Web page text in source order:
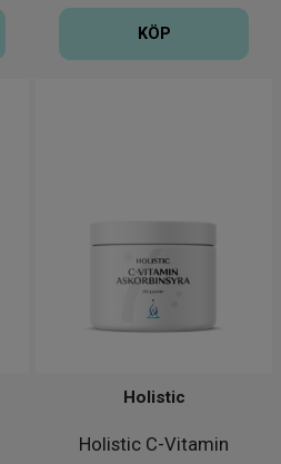
KÖP
Holistic C-Vitamin
Holistic